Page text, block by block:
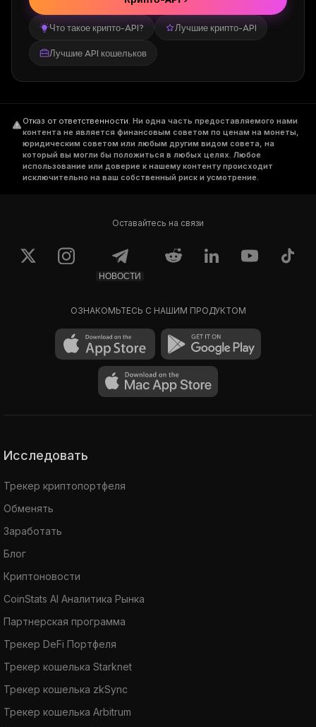
Что такое крипто-API? Лучшие крипто-API
Лучшие API кошельков
Отказ от ответственности. Ни одна часть предоставляемого нами
контента не является финансовым советом по ценам на монеты,
юридическим советом или любым другим видом совета, на
который вы могли бы положиться в любых целях. Любое
использование или доверие к нашему контенту происходит
исключительно на ваш собственный риск и усмотрение.
Оставайтесь на связи
НОВОСТИ
ОЗНАКОМЬТЕСЬ С НАШИМ ПРОДУКТОМ
Исследовать
Трекер криптопортфеля
Обменять
Заработать
Блог
Криптоновости
CoinStats AI Аналитика Рынка
Партнерская программа
Трекер DeFi Портфеля
Трекер кошелька Starknet
Трекер кошелька zkSync
Трекер кошелька Arbitrum